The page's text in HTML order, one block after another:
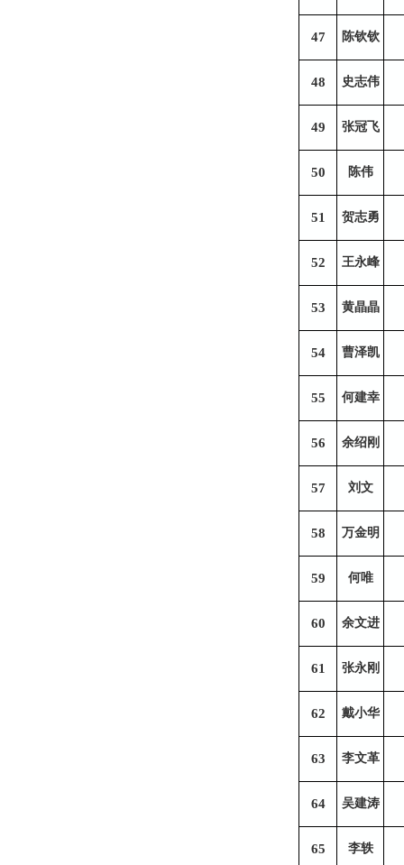
47 陈钦钦
48 史志伟
49 张冠飞
50 陈伟
51 贺志勇
52 王永峰
53 黄晶晶
54 曹泽凯
55 何建幸
56 余绍刚
57 刘文
58 万金明
59 何唯
60 余文进
61 张永刚
62 戴小华
63 李文革
64 吴建涛
65 李轶